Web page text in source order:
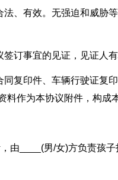
、有效。无强迫和威胁
订事宜的见证，见证人有
复印件、车辆行驶证复
作为本协议附件，构成
由____(男/女)方负责孩